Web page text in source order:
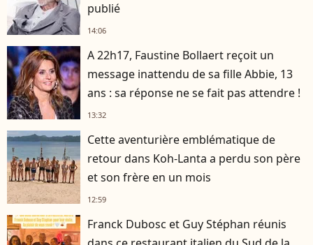
publié
14:06
A 22h17, Faustine Bollaert reçoit un
message inattendu de sa fille Abbie, 13
ans : sa réponse ne se fait pas attendre !
13:32
Cette aventurière emblématique de
retour dans Koh-Lanta a perdu son père
et son frère en un mois
12:59
Franck Dubosc et Guy Stéphan réunis